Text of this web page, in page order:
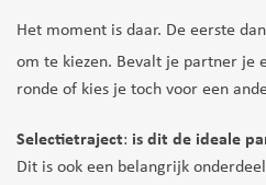
Het moment is daar. De eerste
om te kiezen. Bevalt je partner je
ronde of kies je toch voor een
Selectietraject: is dit de ideale
Dit is ook een belangrijk